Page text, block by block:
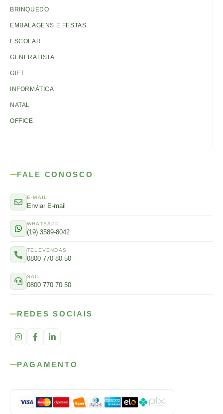
BRINQUEDO
EMBALAGENS E FESTAS
ESCOLAR
GENERALISTA
GIFT
INFORMÁTICA
NATAL
OFFICE
FALE CONOSCO
E-MAIL
Enviar E-mail
WHATSAPP
(19) 3589-8042
TELEVENDAS
0800 770 80 50
SAC
0800 770 70 50
REDES SOCIAIS
PAGAMENTO